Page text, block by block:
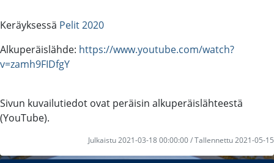
Keräyksessä Pelit 2020
Alkuperäislähde: https://www.youtube.com/watch?
v=zamh9FIDfgY
Sivun kuvailutiedot ovat peräisin alkuperäislähteestä
(YouTube).
Julkaistu 2021-03-18 00:00:00 / Tallennettu 2021-05-15